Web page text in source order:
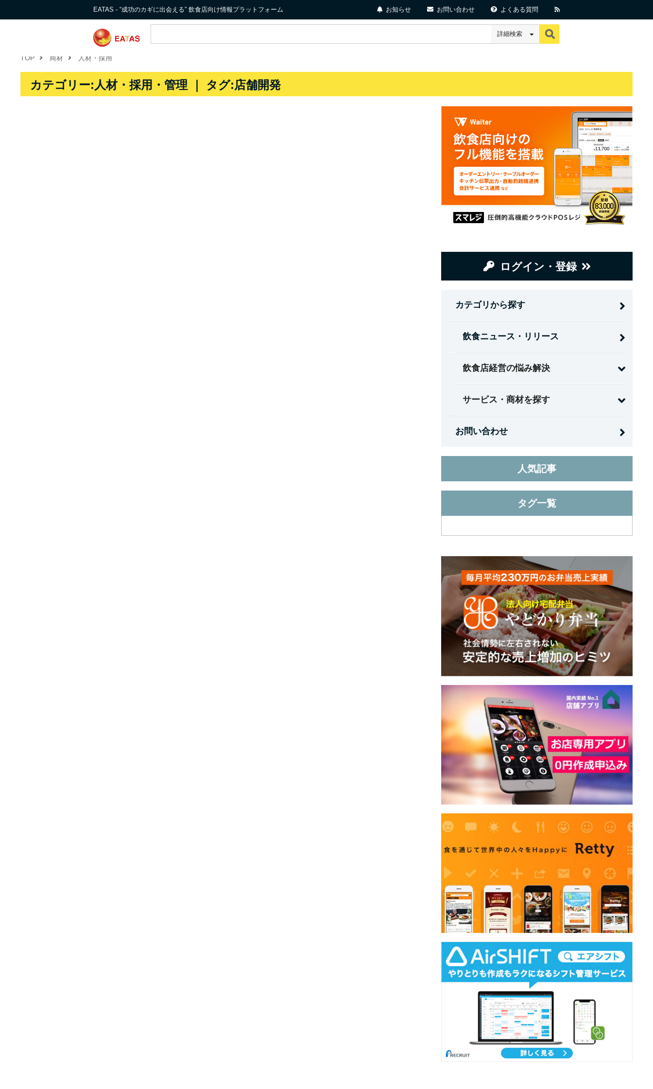
EATAS - “成功のカギに出会える” 飲食店向け情報プラットフォーム お知らせ お問い合わせ よくある質問
詳細検索
TOP 商材 人材・採用
カテゴリー:人材・採用・管理 ｜ タグ:店舗開発
ログイン・登録
カテゴリから探す
飲食ニュース・リリース
飲食店経営の悩み解決
サービス・商材を探す
お問い合わせ
人気記事
タグ一覧